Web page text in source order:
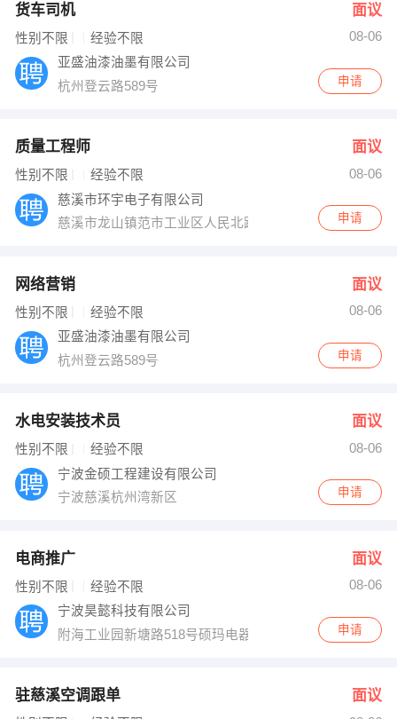
货车司机 面议
性别不限 经验不限
08-06
亚盛油漆油墨有限公司
杭州登云路589号
申请
质量工程师 面议
性别不限 经验不限
08-06
慈溪市环宇电子有限公司
慈溪市龙山镇范市工业区人民北路15号
申请
网络营销 面议
性别不限 经验不限
08-06
亚盛油漆油墨有限公司
杭州登云路589号
申请
水电安装技术员 面议
性别不限 经验不限
08-06
宁波金硕工程建设有限公司
宁波慈溪杭州湾新区
申请
电商推广 面议
性别不限 经验不限
08-06
宁波昊懿科技有限公司
附海工业园新塘路518号硕玛电器4楼
申请
驻慈溪空调跟单 面议